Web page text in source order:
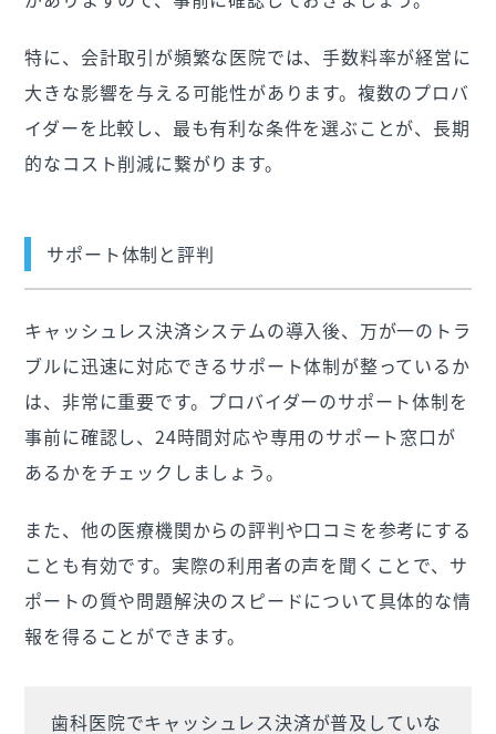
特に、会計取引が頻繁な医院では、手数料率が経営に
大きな影響を与える可能性があります。複数のプロバ
イダーを比較し、最も有利な条件を選ぶことが、長期
的なコスト削減に繋がります。
サポート体制と評判
キャッシュレス決済システムの導入後、万が一のトラ
ブルに迅速に対応できるサポート体制が整っているか
は、非常に重要です。プロバイダーのサポート体制を
事前に確認し、24時間対応や専用のサポート窓口が
あるかをチェックしましょう。
また、他の医療機関からの評判や口コミを参考にする
ことも有効です。実際の利用者の声を聞くことで、サ
ポートの質や問題解決のスピードについて具体的な情
報を得ることができます。
歯科医院でキャッシュレス決済が普及していな